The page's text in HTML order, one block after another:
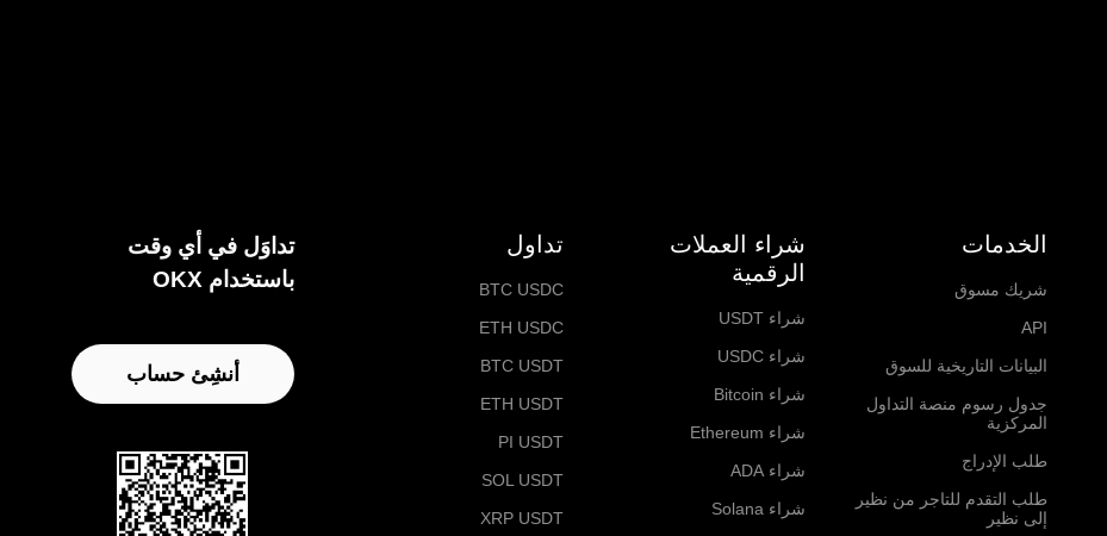
الخدمات
شريك مسوق
API
البيانات التاريخية للسوق
جدول رسوم منصة التداول
المركزية
طلب الإدراج
طلب التقدم للتاجر من نظير
إلى نظير
شراء العملات
الرقمية
شراء USDT
شراء USDC
شراء Bitcoin
شراء Ethereum
شراء ADA
شراء Solana
تداول
BTC USDC
ETH USDC
BTC USDT
ETH USDT
PI USDT
SOL USDT
XRP USDT
تداوَل في أي وقت
باستخدام OKX
أنشِئ حساب